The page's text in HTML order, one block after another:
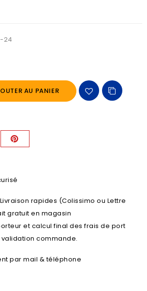
24
AU PANIER
rapides (Colissimo ou Lettre
gratuit en magasin
et calcul final des frais de port
commande.
par mail & téléphone